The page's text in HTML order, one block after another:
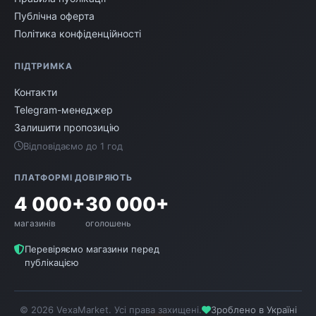
Правильне харчування:
улюбленця збалансованим кормом, що
відповідає його віку, породі та стану
Ветеринарний догляд:
відвідуйте ветеринара для профілактичних
оглядів та вакцинації.
рівень фізичного навантаження для
вашого улюбленця.
Соціалізація:Допомагайте улюбленцю
адаптуватися до спілкування з людьми та
іншими тваринами, особливо в ранньому
Безпека:Створіть безпечне середовище
Публічна оферта
Політика конфіденційності
ПІДТРИМКА
Контакти
Telegram-менеджер
Залишити пропозицію
Відповідаємо до 1 год
ПЛАТФОРМІ ДОВІРЯЮТЬ
4 000+
магазинів
30 000+
оголошень
Перевіряємо магазини перед
публікацією
© 2026 VexaMarket. Усі права захищені. Зроблено в Україні